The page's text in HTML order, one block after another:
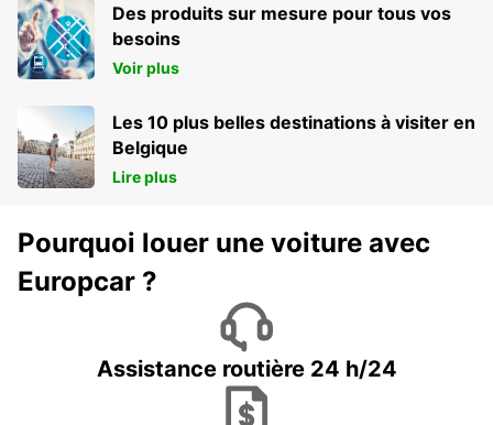
Des produits sur mesure pour tous vos
besoins
Voir plus
Les 10 plus belles destinations à visiter en
Belgique
Lire plus
Pourquoi louer une voiture avec
Europcar ?
Assistance routière 24 h/24